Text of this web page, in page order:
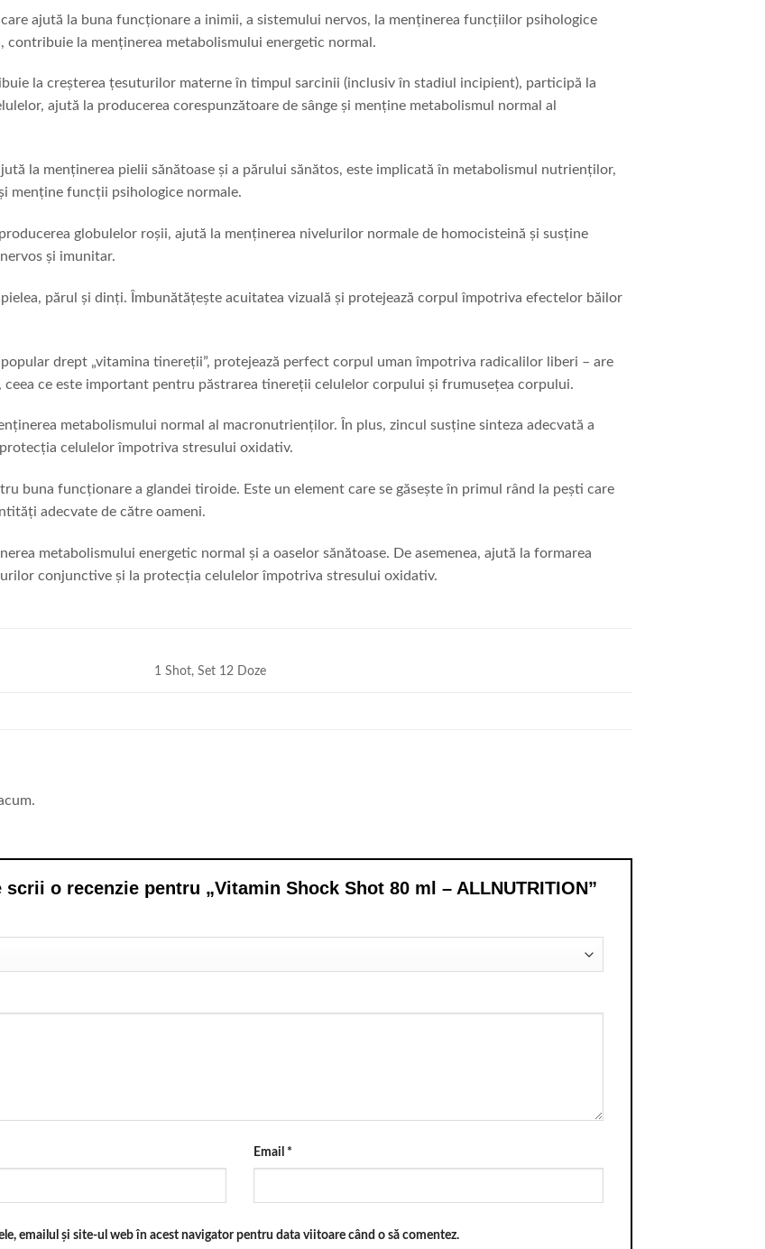
ajută la buna funcționare a inimii, a sistemului nervos, la menținerea funcțiilor psihologice
contribuie la menținerea metabolismului energetic normal.
la creșterea țesuturilor materne în timpul sarcinii (inclusiv în stadiul incipient), participă la
ajută la producerea corespunzătoare de sânge și menține metabolismul normal al
la menținerea pielii sănătoase și a părului sănătos, este implicată în metabolismul nutrienților,
menține funcții psihologice normale.
globulelor roșii, ajută la menținerea nivelurilor normale de homocisteină și susține
și imunitar.
părul și dinți. Îmbunătățește acuitatea vizuală și protejează corpul împotriva efectelor băilor
drept „vitamina tinereții”, protejează perfect corpul uman împotriva radicalilor liberi – are
ce este important pentru păstrarea tinereții celulelor corpului și frumusețea corpului.
metabolismului normal al macronutrienților. În plus, zincul susține sinteza adecvată a
celulelor împotriva stresului oxidativ.
buna funcționare a glandei tiroide. Este un element care se găsește în primul rând la pești care
adecvate de către oameni.
metabolismului energetic normal și a oaselor sănătoase. De asemenea, ajută la formarea
conjunctive și la protecția celulelor împotriva stresului oxidativ.
1 Shot, Set 12 Doze
o recenzie pentru „Vitamin Shock Shot 80 ml – ALLNUTRITION”
Email *
emailul și site-ul web în acest navigator pentru data viitoare când o să comentez.